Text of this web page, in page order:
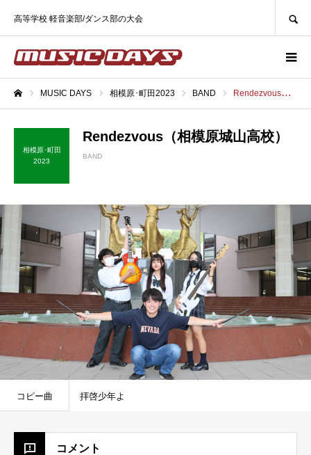
高等学校 軽音楽部/ダンス部の大会
MUSIC DAYS 相模原･町田2023 BAND Rendezvous（相模原城山高校）
相模原･町田
2023
Rendezvous（相模原城山高校）
BAND
コピー曲 拝啓少年よ
コメント